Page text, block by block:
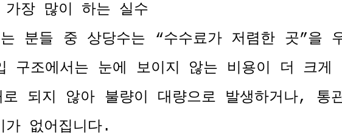
장 많이 하는 실수
분들 중 상당수는 “수수료가 저렴한 곳”을
구조에서는 눈에 보이지 않는 비용이 더 크게
되지 않아 불량이 대량으로 발생하거나, 통
없어집니다.